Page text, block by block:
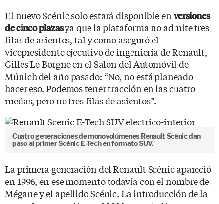
El nuevo Scénic solo estará disponible en versiones
de cinco plazasya que la plataforma no admite tres
filas de asientos, tal y como aseguró el
vicepresidente ejecutivo de ingeniería de Renault,
Gilles Le Borgne en el Salón del Automóvil de
Múnich del año pasado: “No, no está planeado
hacer eso. Podemos tener tracción en las cuatro
ruedas, pero no tres filas de asientos”.
Cuatro generaciones de monovolúmenes Renault Scénic dan
paso al primer Scénic E-Tech en formato SUV.
La primera generación del Renault Scénic apareció
en 1996, en ese momento todavía con el nombre de
Mégane y el apellido Scénic. La introducción de la